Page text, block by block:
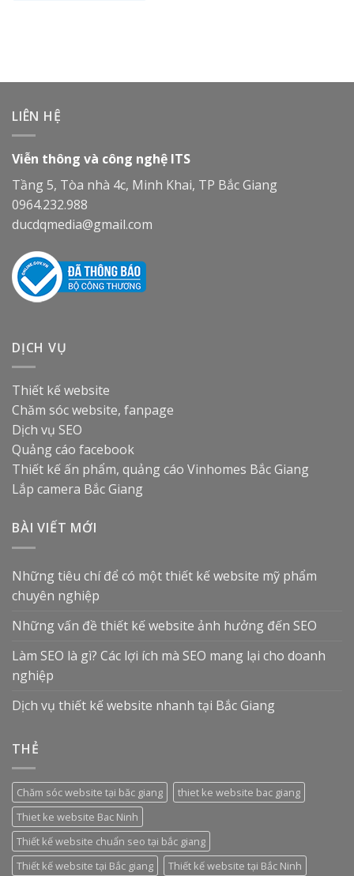
LIÊN HỆ
Viễn thông và công nghệ ITS
Tầng 5, Tòa nhà 4c, Minh Khai, TP Bắc Giang
0964.232.988
ducdqmedia@gmail.com
DỊCH VỤ
Thiết kế website
Chăm sóc website, fanpage
Dịch vụ SEO
Quảng cáo facebook
Thiết kế ấn phẩm, quảng cáo Vinhomes Bắc Giang
Lắp camera Bắc Giang
BÀI VIẾT MỚI
Những tiêu chí để có một thiết kế website mỹ phẩm
chuyên nghiệp
Những vấn đề thiết kế website ảnh hưởng đến SEO
Làm SEO là gì? Các lợi ích mà SEO mang lại cho doanh
nghiệp
Dịch vụ thiết kế website nhanh tại Bắc Giang
THẺ
Chăm sóc website tại băc giang
thiet ke website bac giang
Thiet ke website Bac Ninh
Thiết kế website chuẩn seo tại bắc giang
Thiết kế website tại Bắc giang
Thiết kế website tại Bắc Ninh